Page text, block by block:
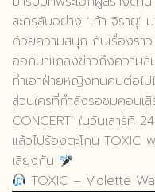
ละครลับอย่าง ‘เก้า จิรายุ’
ด้วยความสนุก กับเรื่องร
ออกมาแถลงข่าวถึงความ
ทำเอาฝ่ายหญิงทนคบต่อไป
ส่วนใครที่กำลังรอชมคอนเ
CONCERT’ ในวันเสาร์ที่
แล้วไปร้องตะโกน
เสียงกัน
TOXIC – Violette